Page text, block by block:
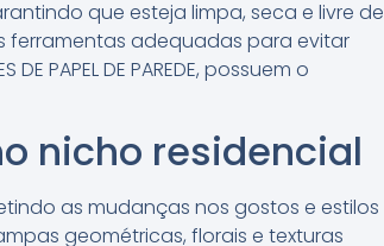
que esteja limpa, seca e livre de
ferramentas adequadas para evitar
PAPEL DE PAREDE, possuem o
nicho residencial
as mudanças nos gostos e estilos
geométricas, florais e texturas